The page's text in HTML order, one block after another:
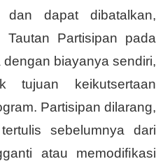
dan dapat dibatalkan,
Tautan Partisipan pada
biayanya sendiri,
tujuan keikutsertaan
Partisipan dilarang,
sebelumnya dari
atau memodiﬁkasi